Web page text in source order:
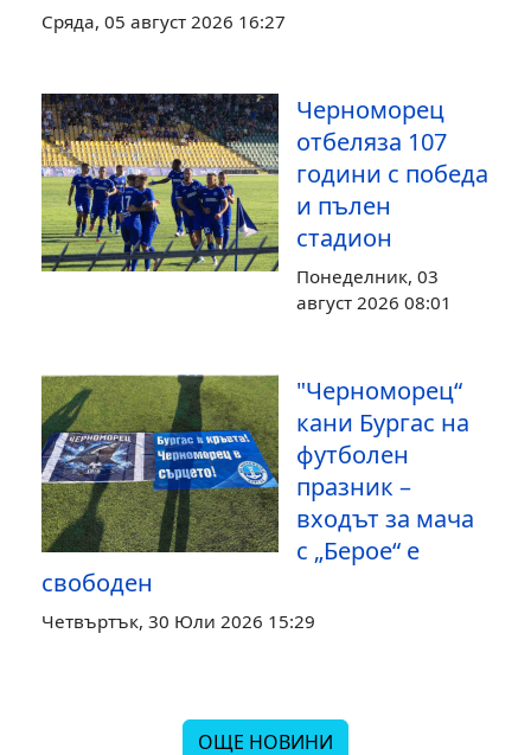
Сряда, 05 август 2026 16:27
Черноморец
отбеляза 107
години с победа
и пълен
стадион
Понеделник, 03
август 2026 08:01
"Черноморец“
кани Бургас на
футболен
празник –
входът за мача
с „Берое“ е
свободен
Четвъртък, 30 Юли 2026 15:29
ОЩЕ НОВИНИ